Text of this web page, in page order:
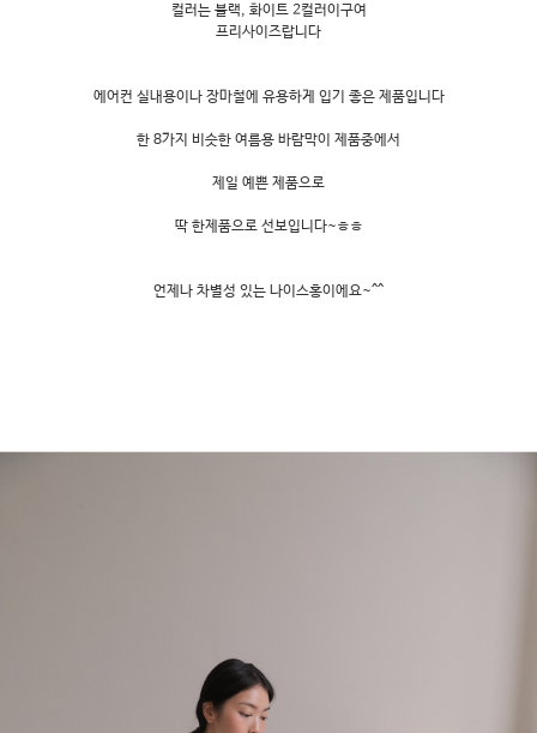
컬러는 블랙, 화이트 2컬러이구여
프리사이즈랍니다
에어컨 실내용이나 장마철에 유용하게 입기 좋은 제품입니다
한 8가지 비슷한 여름용 바람막이 제품중에서
제일 예쁜 제품으로
딱 한제품으로 선보입니다~ㅎㅎ
언제나 차별성 있는 나이스홍이에요~^^